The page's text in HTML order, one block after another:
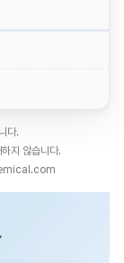
다.
지 않습니다.